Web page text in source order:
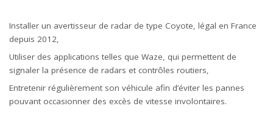
Installer un avertisseur de radar de type Coyote, légal en France
depuis 2012,
Utiliser des applications telles que Waze, qui permettent de
signaler la présence de radars et contrôles routiers,
Entretenir régulièrement son véhicule afin d’éviter les pannes
pouvant occasionner des excès de vitesse involontaires.